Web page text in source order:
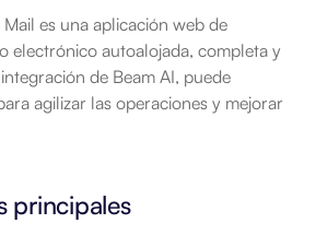
es una aplicación web de
electrónico autoalojada, completa y
de Beam AI, puede
agilizar las operaciones y mejorar
principales